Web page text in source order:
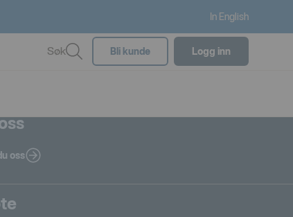
In English
Søk Bli kunde Logg inn
oss